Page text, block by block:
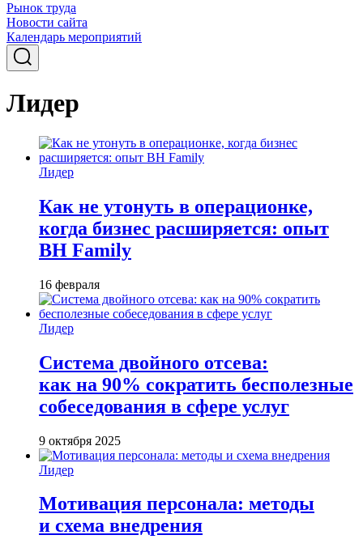
Рынок труда
Новости сайта
Календарь мероприятий
Лидер
Лидер
Как не утонуть в операционке,
когда бизнес расширяется: опыт
BH Family
16 февраля
Лидер
Система двойного отсева:
как на 90% сократить бесполезные
собеседования в сфере услуг
9 октября 2025
Лидер
Мотивация персонала: методы
и схема внедрения